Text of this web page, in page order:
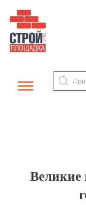
содержимому
Поиск
товаров
Великие